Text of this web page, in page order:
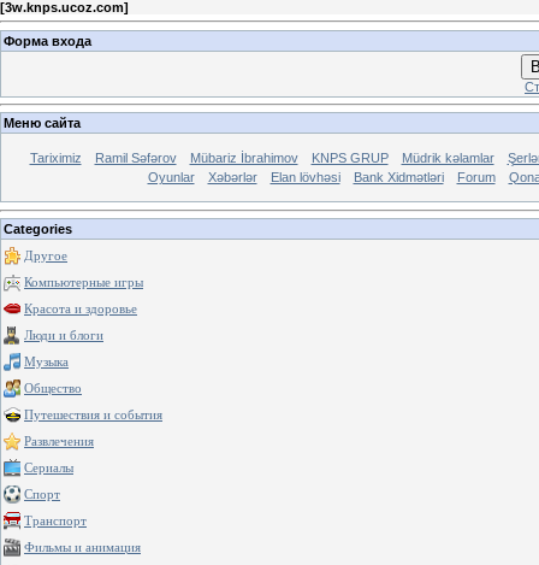
[3w.knps.ucoz.com]
Форма входа
Меню сайта
Tariximiz Ramil Səfərov Mübariz İbrahimov KNPS GRUP Müdrik kəlamlar
Oyunlar
Xəbərlər Elan lövhəsi Bank Xidmətləri Forum
Categories
Другое
Компьютерные игры
Красота и здоровье
Люди и блоги
Музыка
Общество
Путешествия и события
Развлечения
Сериалы
Спорт
Транспорт
Фильмы и анимация